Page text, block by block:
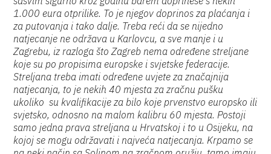
1.000 eura otprilike. To je njegov doprinos za plaćanja i
za putovanja i tako dalje. Treba reći da se nijedno
natjecanje ne održava u Karlovcu, a sve manje i u
Zagrebu, iz razloga što Zagreb nema određene streljane
koje su po propisima europske i svjetske federacije.
Streljana treba imati određene uvjete za značajnija
natjecanja, to je nekih 40 mjesta za zračnu pušku
ukoliko su kvalifikacije za bilo koje prvenstvo europsko ili
svjetsko, odnosno na malom kalibru 60 mjesta. Postoji
samo jedna prava streljana u Hrvatskoj i to u Osijeku, na
kojoj se mogu održavati i najveća natjecanja. Krpamo se